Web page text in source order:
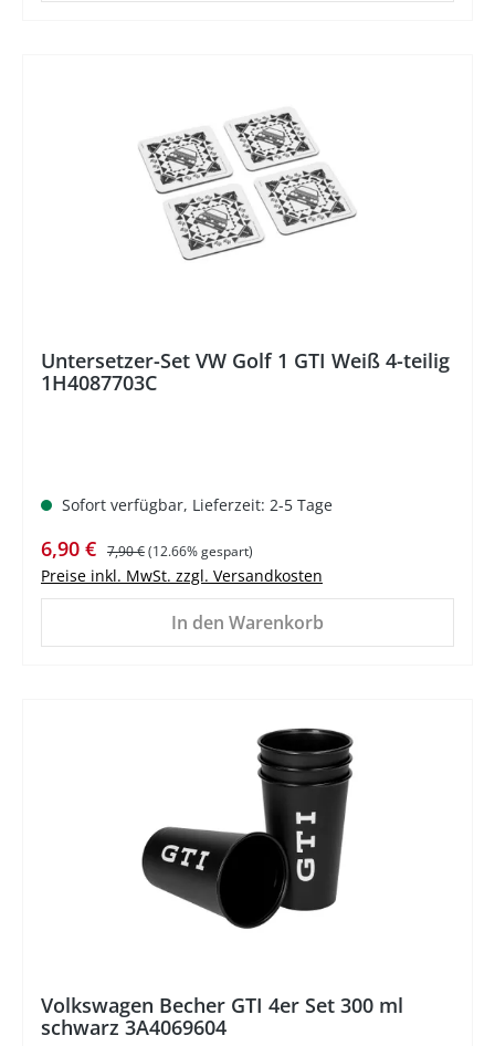
Untersetzer-Set VW Golf 1 GTI Weiß 4-teilig
1H4087703C
Sofort verfügbar, Lieferzeit: 2-5 Tage
Verkaufspreis:
6,90 € Regulärer Preis:
7,90 €(12.66% gespart)
Preise inkl. MwSt. zzgl. Versandkosten
In den Warenkorb
Volkswagen Becher GTI 4er Set 300 ml
schwarz 3A4069604